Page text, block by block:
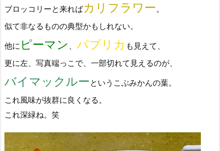
ブロッコリーと来ればカリフラワー。
似て非なるものの典型かもしれない。
他に ピーマン 、 パプリカ も見えて、
更に左、写真端っこで、一部切れて見えるのが、
バイマックルー というこぶみかんの葉。
これ風味が抜群に良くなる。
これ深緑ね。笑